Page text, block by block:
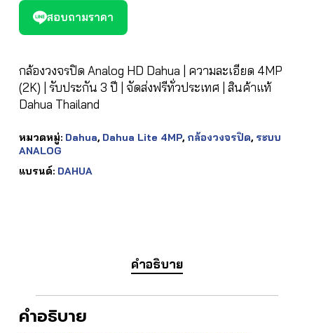
สอบถามราคา
กล้องวงจรปิด Analog HD Dahua | ความละเอียด 4MP
(2K) | รับประกัน 3 ปี | จัดส่งฟรีทั่วประเทศ | สินค้าแท้
Dahua Thailand
หมวดหมู่: Dahua, Dahua Lite 4MP, กล้องวงจรปิด, ระบบ
ANALOG
แบรนด์: DAHUA
คำอธิบาย
คำอธิบาย